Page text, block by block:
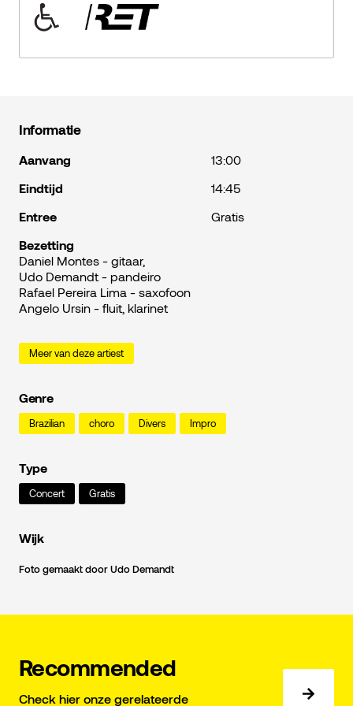
Informatie
Aanvang
13:00
Eindtijd
14:45
Entree
Gratis
Bezetting
Daniel Montes - gitaar,
Udo Demandt - pandeiro
Rafael Pereira Lima - saxofoon
Angelo Ursin - fluit, klarinet
Meer van deze artiest
Genre
Brazilian choro Divers Impro
Type
Concert Gratis
Wijk
Foto gemaakt door Udo Demandt
Recommended
Check hier onze gerelateerde